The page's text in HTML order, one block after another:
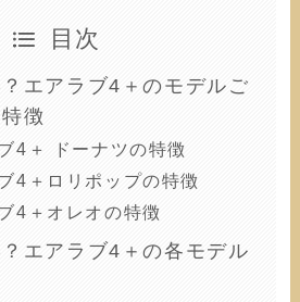
目次
エアラブ4＋のモデルご
徴
4＋ ドーナツの特徴
4＋ロリポップの特徴
4＋オレオの特徴
エアラブ4＋の各モデル